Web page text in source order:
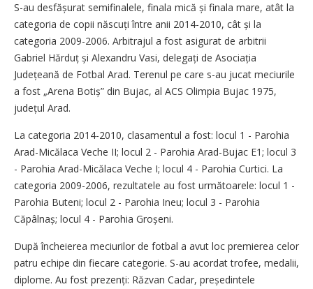
S-au desfășurat semifinalele, finala mică și finala mare, atât la
categoria de copii născuți între anii 2014-2010, cât și la
categoria 2009-2006. Arbitrajul a fost asigurat de arbitrii
Gabriel Hărduț și Alexandru Vasi, delegați de Aso­ciația
Județeană de Fotbal Arad. Terenul pe care s-au jucat meciurile
a fost „Arena Botiș” din Bujac, al ACS Olimpia Bujac 1975,
județul Arad.
La categoria 2014-2010, clasamentul a fost: locul 1 - Parohia
Arad-Micălaca Veche II; locul 2 - Parohia Arad-Bujac E1; locul 3
- Parohia Arad-Micălaca Veche I; locul 4 - Parohia Curtici. La
categoria 2009-2006, rezultatele au fost următoarele: locul 1 -
Parohia Buteni; locul 2 - Parohia Ineu; locul 3 - Parohia
Căpâlnaș; locul 4 - Parohia Groșeni.
După încheierea meciurilor de fotbal a avut loc premierea celor
patru echipe din fiecare categorie. S-au acordat trofee, medalii,
diplome. Au fost prezenți: Răzvan Cadar, președintele